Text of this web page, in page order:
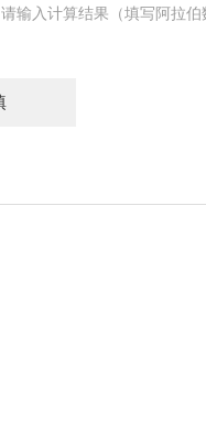
请输入计算结果（填写阿拉